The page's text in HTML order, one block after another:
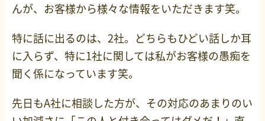
んが、お客様から様々な情報をいただきます笑。
特に話に出るのは、2社。どちらもひどい話しか耳
に入らず、特に1社に関しては私がお客様の愚痴を
聞く係になっています笑。
先日もA社に相談した方が、その対応のあまりのい